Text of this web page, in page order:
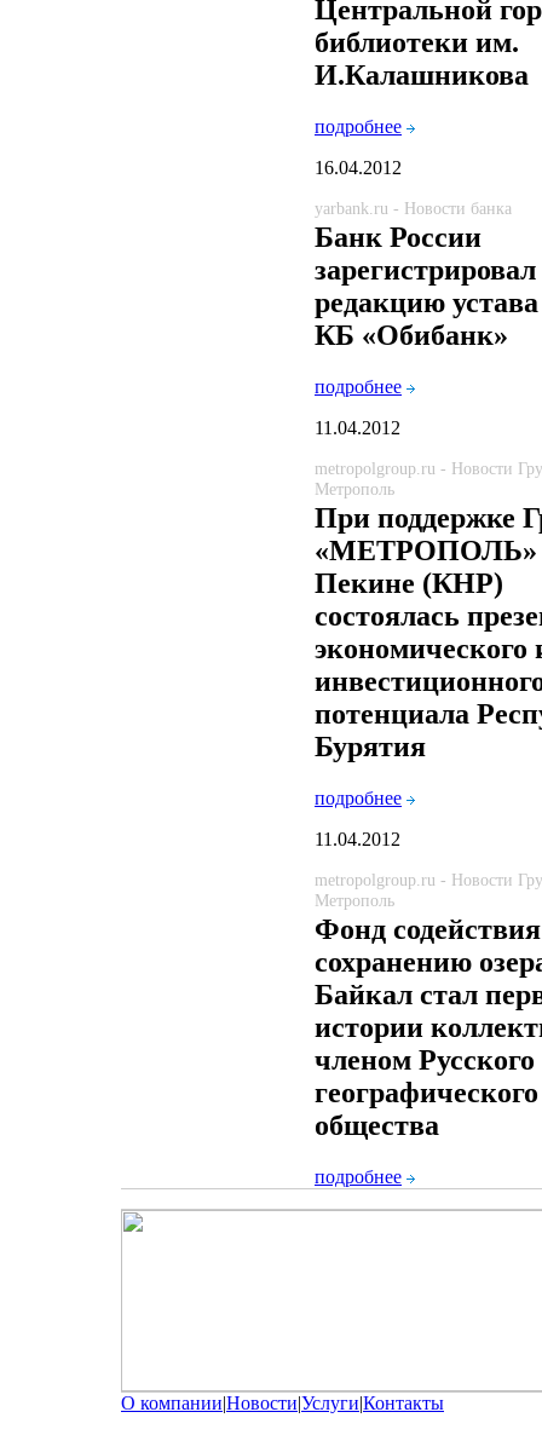
Центральной
библиотеки им.
И.Калашникова
подробнее
16.04.2012
yarbank.ru - Новости банка
Банк России
редакцию
КБ «Обибанк»
подробнее
11.04.2012
metropolgroup.ru - Новости
Метрополь
При поддержке
«МЕТРОПОЛЬ»
Пекине (КНР)
состоялась
экономического
потенциала
Бурятия
подробнее
11.04.2012
metropolgroup.ru - Новости
Метрополь
Фонд содействия
сохранению
Байкал стал
истории
членом Русского
географического
общества
подробнее
О компании|Новости|Услуги|Контакты